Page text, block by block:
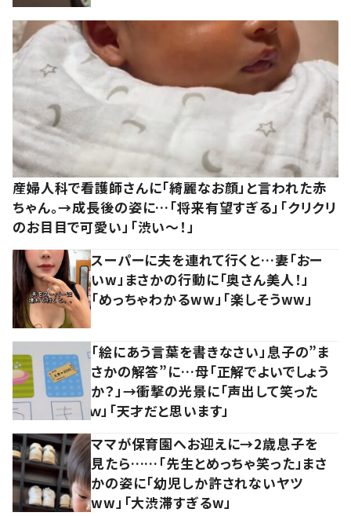
産婦人科で看護師さんに「綺麗なお顔」と言われた赤
ちゃん。→成長後の姿に…「将来有望すぎる」「クリクリ
のお目目で可愛い」「渋い～！」
スーパーに夫を連れて行くと…妻「おー
いw」まさかの行動に「奥さん美人！」
「めっちゃわかるww」「楽しそうww」
「絵にあう言葉を書きなさい」息子の”ま
さかの解答”に…母「正解でよいでしょう
か？」→衝撃の光景に「声出して笑った
ｗ」「天才だと思います」
ママが保育園へお迎えに→2歳息子を
見たら……「先生とめっちゃ笑った」まさ
かの姿に「幼児しか許されないヤツ
ww」「大渋滞すぎるw」